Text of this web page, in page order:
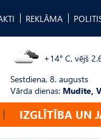
REKLĀMA
+14° C, vējš
Sestdiena, 8. augusts
Vārda dienas: Mudīte,
IZGLĪTĪBA UN